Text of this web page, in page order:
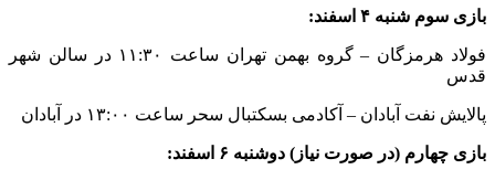
بازی سوم شنبه ۴ اسفند:
فولاد هرمزگان – گروه بهمن تهران ساعت ۱۱:۳۰ در سالن شهر
قدس
پالایش نفت آبادان – آکادمی بسکتبال سحر ساعت ۱۳:۰۰ در آبادان
بازی چهارم (در صورت نیاز) دوشنبه ۶ اسفند: